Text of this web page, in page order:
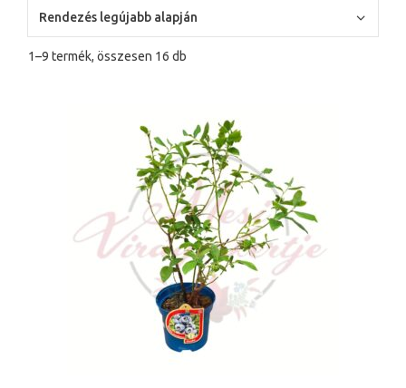
1–9 termék, összesen 16 db